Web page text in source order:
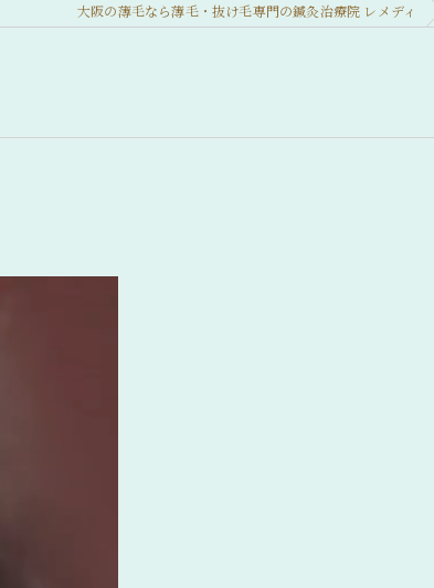
大阪の薄毛なら薄毛・抜け毛専門の鍼灸治療院 レメディ